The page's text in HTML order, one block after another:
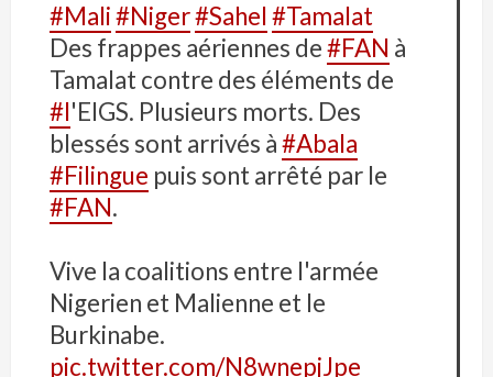
#Mali#Niger#Sahel #Tamalat
Des frappes aériennes de#FAN à
Tamalat contre des éléments de
#l'EIGS. Plusieurs morts. Des
blessés sont arrivés à#Abala
#Filingue puis sont arrêté par le
#FAN.
Vive la coalitions entre l'armée
Nigerien et Malienne et le
Burkinabe.
pic.twitter.com/N8wnepjJpe